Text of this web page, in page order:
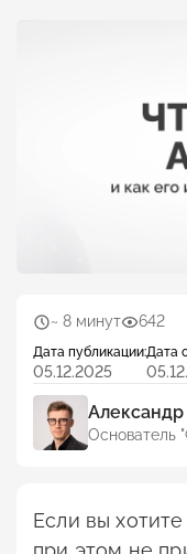
Основатель
Дата публикации:
05.12.2025
Дата
~ 8 минут 642
Если вы